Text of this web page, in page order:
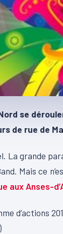
se
de rue de
La grande
Mais ce
aux Anses-
d’actions